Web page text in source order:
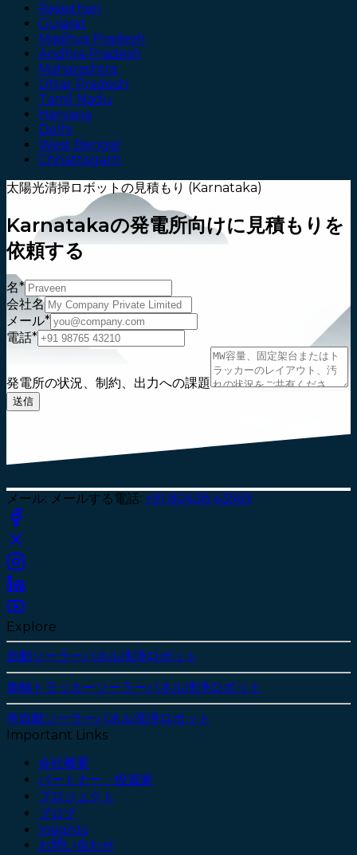
Rajasthan
Gujarat
Madhya Pradesh
Andhra Pradesh
Maharashtra
Uttar Pradesh
Tamil Nadu
Haryana
Delhi
West Bengal
Chhattisgarh
太陽光清掃ロボットの見積もり (Karnataka)
Karnatakaの発電所向けに見積もりを
依頼する
名*
会社名
メール*
電話*
発電所の状況、制約、出力への課題
送信
メール: メールする 電話: +91 80438 43569
Explore
自動ソーラーパネル洗浄ロボット
単軸トラッカーソーラーパネル洗浄ロボット
半自動ソーラーパネル洗浄ロボット
Important Links
会社概要
パートナー・投資家
プロジェクト
ブログ
Insights
お問い合わせ